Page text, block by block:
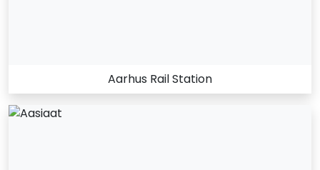
Aarhus Rail Station